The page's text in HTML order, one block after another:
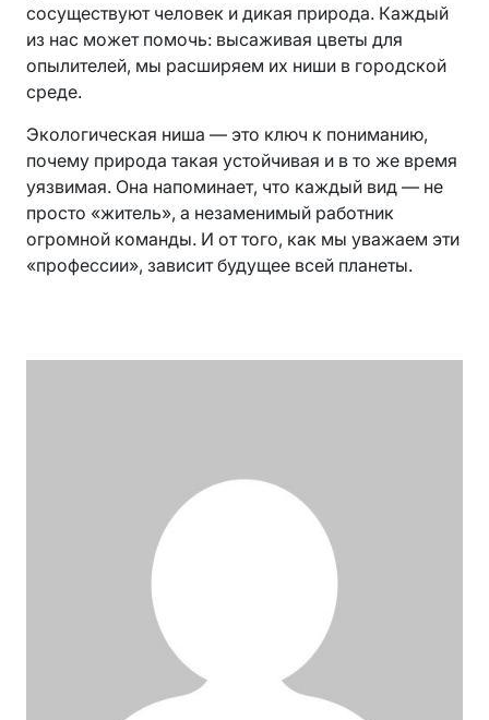
сосуществуют человек и дикая природа. Каждый
из нас может помочь: высаживая цветы для
опылителей, мы расширяем их ниши в городской
среде.
Экологическая ниша — это ключ к пониманию,
почему природа такая устойчивая и в то же время
уязвимая. Она напоминает, что каждый вид — не
просто «житель», а незаменимый работник
огромной команды. И от того, как мы уважаем эти
«профессии», зависит будущее всей планеты.